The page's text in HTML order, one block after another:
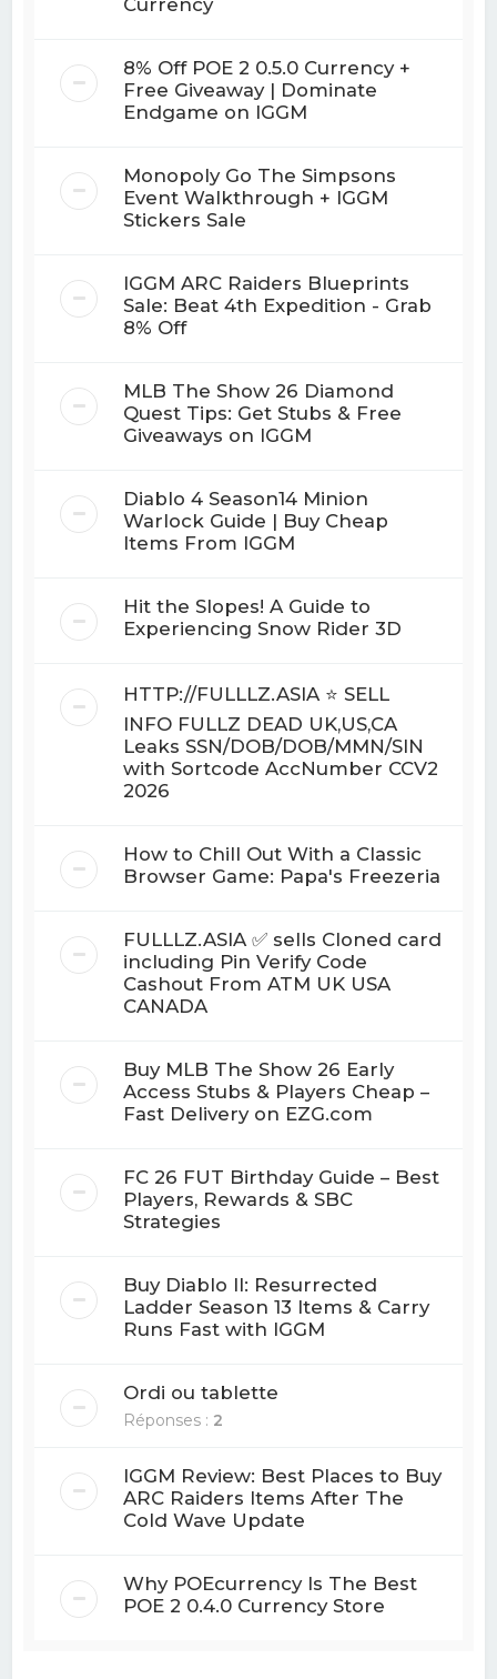
8% Off POE 2 0.5.0 Currency +
Free Giveaway | Dominate
Endgame on IGGM
Monopoly Go The Simpsons
Event Walkthrough + IGGM
Stickers Sale
IGGM ARC Raiders Blueprints
Sale: Beat 4th Expedition - Grab
8% Off
MLB The Show 26 Diamond
Quest Tips: Get Stubs & Free
Giveaways on IGGM
Diablo 4 Season14 Minion
Warlock Guide | Buy Cheap
Items From IGGM
Hit the Slopes! A Guide to
Experiencing Snow Rider 3D
HTTP://FULLLZ.ASIA ⭐️ SELL
INFO FULLZ DEAD UK,US,CA
Leaks SSN/DOB/DOB/MMN/SIN
with Sortcode AccNumber CCV2
2026
How to Chill Out With a Classic
Browser Game: Papa's Freezeria
FULLLZ.ASIA ✅ sells Cloned card
including Pin Verify Code
Cashout From ATM UK USA
CANADA
Buy MLB The Show 26 Early
Access Stubs & Players Cheap –
Fast Delivery on EZG.com
FC 26 FUT Birthday Guide – Best
Players, Rewards & SBC
Strategies
Buy Diablo II: Resurrected
Ladder Season 13 Items & Carry
Runs Fast with IGGM
Ordi ou tablette
Réponses : 2
IGGM Review: Best Places to Buy
ARC Raiders Items After The
Cold Wave Update
Why POEcurrency Is The Best
POE 2 0.4.0 Currency Store